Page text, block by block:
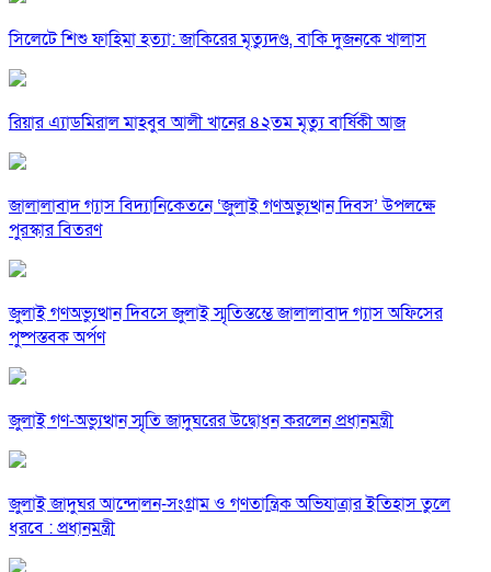
সিলেটে শিশু ফাহিমা হত্যা: জাকিরের মৃত্যুদণ্ড, বাকি দুজনকে খালাস
রিয়ার এ্যাডমিরাল মাহবুব আলী খানের ৪২তম মৃত্যু বার্ষিকী আজ
জালালাবাদ গ্যাস বিদ্যানিকেতনে ‘জুলাই গণঅভ্যুত্থান দিবস’ উপলক্ষে
পুরস্কার বিতরণ
জুলাই গণঅভ্যুত্থান দিবসে জুলাই স্মৃতিস্তম্ভে জালালাবাদ গ্যাস অফিসের
পুষ্পস্তবক অর্পণ
জুলাই গণ-অভ্যুত্থান স্মৃতি জাদুঘরের উদ্বোধন করলেন প্রধানমন্ত্রী
জুলাই জাদুঘর আন্দোলন-সংগ্রাম ও গণতান্ত্রিক অভিযাত্রার ইতিহাস তুলে
ধরবে : প্রধানমন্ত্রী